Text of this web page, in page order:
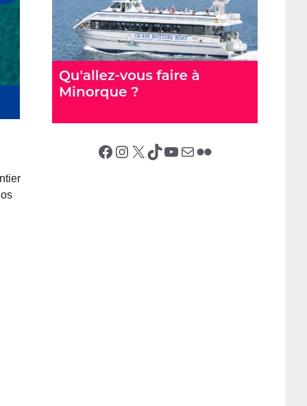
Facebook Instagram X (Twitter) TikTok YouTube E-mail Flickr